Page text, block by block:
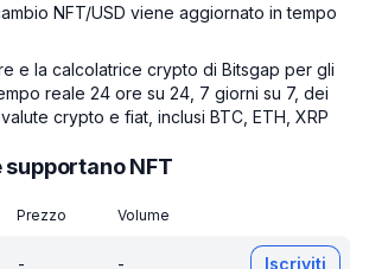
NFT/USD viene aggiornato in tempo
e la calcolatrice crypto di Bitsgap per gli
reale 24 ore su 24, 7 giorni su 7, dei
crypto e fiat, inclusi BTC, ETH, XRP
supportano NFT
Prezzo Volume
- - Iscriviti